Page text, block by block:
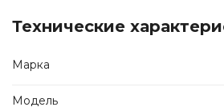
Технические
Марка
Модель